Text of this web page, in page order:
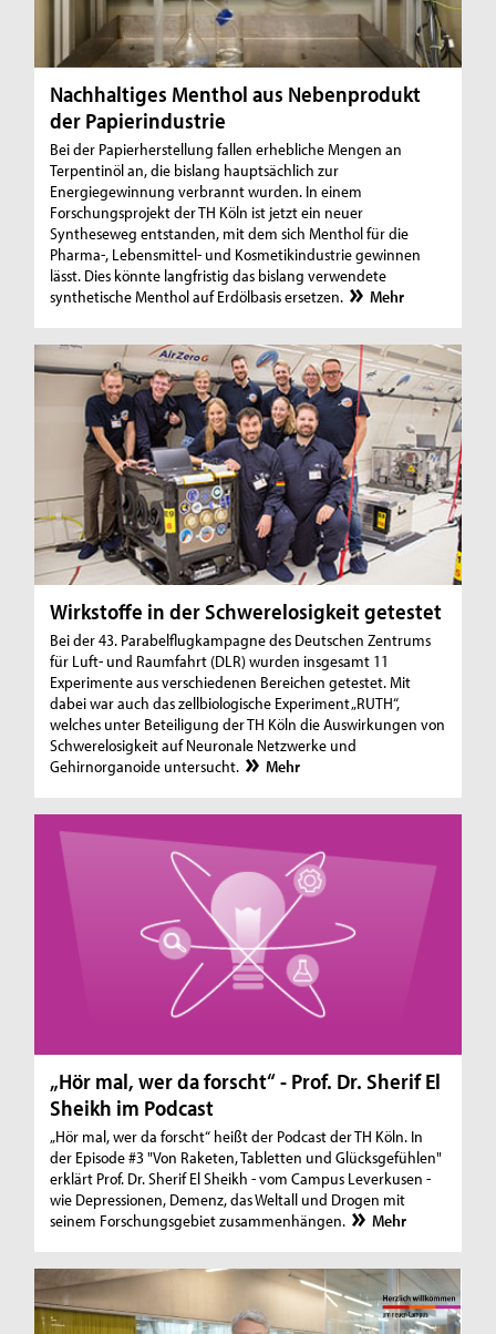
Nachhaltiges Menthol aus Nebenprodukt
der Papierindustrie
Bei der Papierherstellung fallen erhebliche Mengen an
Terpentinöl an, die bislang hauptsächlich zur
Energiegewinnung verbrannt wurden. In einem
Forschungsprojekt der TH Köln ist jetzt ein neuer
Syntheseweg entstanden, mit dem sich Menthol für die
Pharma-, Lebensmittel- und Kosmetikindustrie gewinnen
lässt. Dies könnte langfristig das bislang verwendete
synthetische Menthol auf Erdölbasis ersetzen.
Mehr
Wirkstoffe in der Schwerelosigkeit getestet
Bei der 43. Parabelflugkampagne des Deutschen Zentrums
für Luft- und Raumfahrt (DLR) wurden insgesamt 11
Experimente aus verschiedenen Bereichen getestet. Mit
dabei war auch das zellbiologische Experiment „RUTH“,
welches unter Beteiligung der TH Köln die Auswirkungen von
Schwerelosigkeit auf Neuronale Netzwerke und
Gehirnorganoide untersucht.
Mehr
„Hör mal, wer da forscht“ - Prof. Dr. Sherif El
Sheikh im Podcast
„Hör mal, wer da forscht“ heißt der Podcast der TH Köln. In
der Episode #3 "Von Raketen, Tabletten und Glücksgefühlen"
erklärt Prof. Dr. Sherif El Sheikh - vom Campus Leverkusen -
wie Depressionen, Demenz, das Weltall und Drogen mit
seinem Forschungsgebiet zusammenhängen.
Mehr